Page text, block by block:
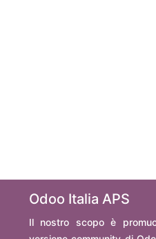
Odoo Italia APS
Il nostro scopo è